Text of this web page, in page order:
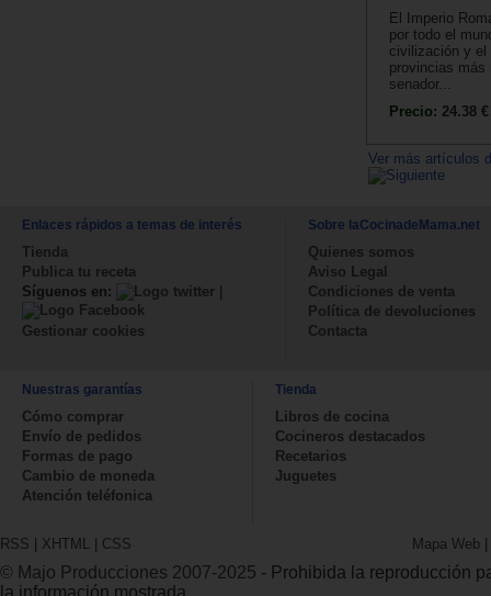
El Imperio
por todo el
civilización y el
provincias más
senador...
Precio: 24.38 €
Ver más artículos
Enlaces rápidos a temas de interés
Tienda
Publica tu receta
Síguenos en:
|
Gestionar cookies
Sobre laCocinadeMama.net
Quienes somos
Aviso Legal
Condiciones de venta
Política de devoluciones
Contacta
Nuestras garantías
Cómo comprar
Envío de pedidos
Formas de pago
Cambio de moneda
Atención teléfonica
Tienda
Libros de cocina
Cocineros destacados
Recetarios
Juguetes
RSS | XHTML | CSS Mapa Web |
© Majo Producciones 2007-2025 - Prohibida la reproducción
la información mostrada